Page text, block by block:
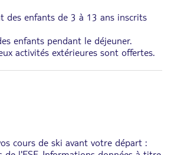
des enfants de 3 à 13 ans inscrits
enfants pendant le déjeuner.
activités extérieures sont offertes.
cours de ski avant votre départ :